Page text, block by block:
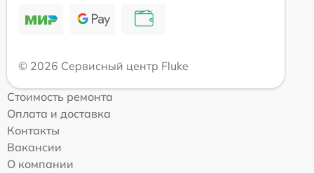
© 2026 Сервисный центр Fluke
Стоимость ремонта
Оплата и доставка
Контакты
Вакансии
О компании